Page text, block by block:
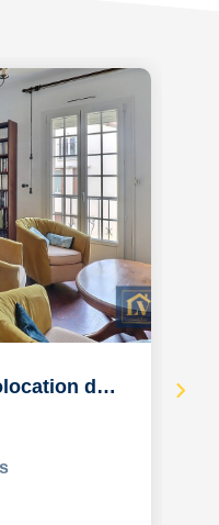
A louer une chambre en colocation dans appartement duplex...